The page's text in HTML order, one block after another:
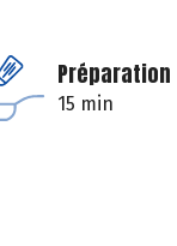
Préparation
15 min